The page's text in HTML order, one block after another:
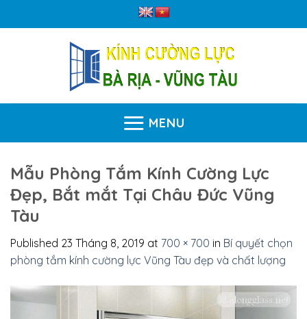
to
MENU
Mẫu Phòng Tắm Kính Cường Lực
Đẹp, Bắt mắt Tại Châu Đức Vũng
Tàu
Published 23 Tháng 8, 2019 at 700 × 700 in Bí quyết chọn
phòng tắm kính cường lực Vũng Tàu đẹp và chất lượng